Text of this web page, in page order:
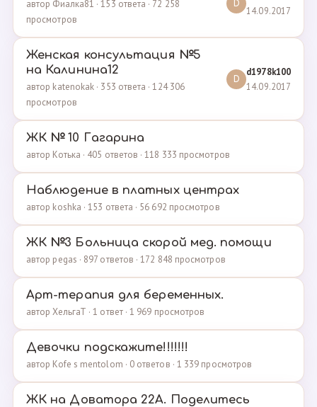
автор Фиалка81 · 153 ответа · 72 258
просмотров
D
14.09.2017
Женская консультация №5
на Калинина12
автор katenokak · 353 ответа · 124 306
просмотров
D
d1978k100
14.09.2017
ЖК № 10 Гагарина
автор Котька · 405 ответов · 118 333 просмотров
Наблюдение в платных центрах
автор koshka · 153 ответа · 56 692 просмотров
ЖК №3 Больница скорой мед. помощи
автор pegas · 897 ответов · 172 848 просмотров
Арт-терапия для беременных.
автор ХельгаТ · 1 ответ · 1 969 просмотров
Девочки подскажите!!!!!!!
автор Kofe s mentolom · 0 ответов · 1 339 просмотров
ЖК на Доватора 22А. Поделитесь